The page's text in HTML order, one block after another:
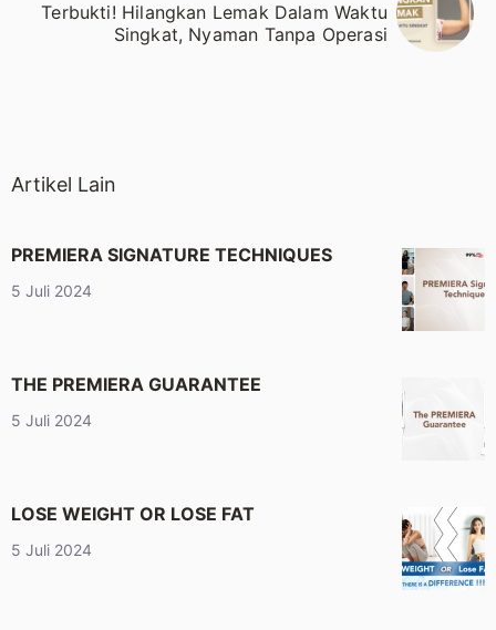
Terbukti! Hilangkan Lemak Dalam Waktu
Singkat, Nyaman Tanpa Operasi
Artikel Lain
PREMIERA SIGNATURE TECHNIQUES
5 Juli 2024
THE PREMIERA GUARANTEE
5 Juli 2024
LOSE WEIGHT OR LOSE FAT
5 Juli 2024